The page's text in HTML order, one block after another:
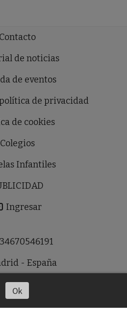
Contacto
de noticias
de eventos
de privacidad
de cookies
Colegios
Infantiles
Ingresar
- España
Ok